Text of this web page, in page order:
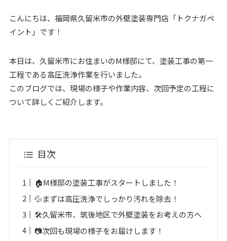
こんにちは、福岡県久留米市の外壁塗装専門店「トクナガペ
イント」です！
本日は、久留米市にお住まいのM様邸にて、塗装工事の第一
工程である高圧洗浄作業を行いました。
このブログでは、現場の様子や作業内容、次回予定の工程に
ついて詳しくご紹介します。
目次
🏠M様邸の塗装工事がスタートしました！
💦まずは高圧洗浄でしっかり汚れを除去！
🛠久留米市、筑後地区で外壁塗装をお考えの方へ
📷次回も現場の様子をお届けします！